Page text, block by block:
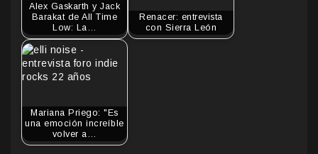
Alex Gaskarth y Jack
Barakat de All Time
Low: La…
Renacer: entrevista
con Sierra León
Mariana Priego: "Es
una emoción increíble
volver a…